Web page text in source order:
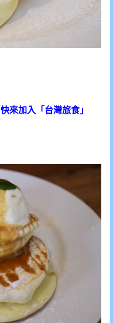
快來加入「台灣旅食」